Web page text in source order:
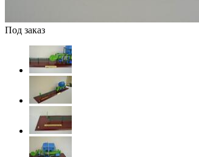
Под заказ